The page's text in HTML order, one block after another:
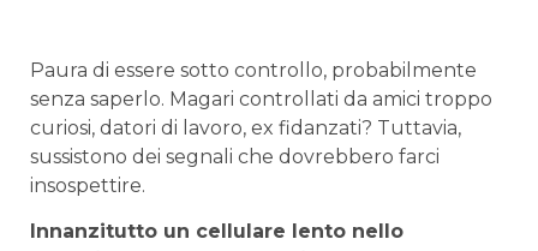
Paura di essere sotto controllo, probabilmente
senza saperlo. Magari controllati da amici troppo
curiosi, datori di lavoro, ex fidanzati? Tuttavia,
sussistono dei segnali che dovrebbero farci
insospettire.
Innanzitutto un cellulare lento nello